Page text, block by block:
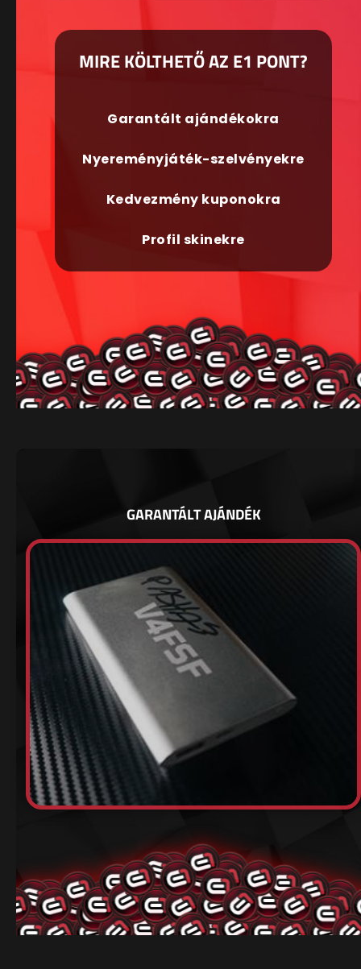
MIRE KÖLTHETŐ AZ E1 PONT?
Garantált ajándékokra
Nyereményjáték-szelvényekre
Kedvezmény kuponokra
Profil skinekre
GARANTÁLT AJÁNDÉK